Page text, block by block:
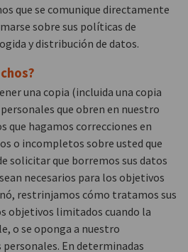
que se comunique directamente
sobre sus políticas de
y distribución de datos.
una copia (incluida una copia
que obren en nuestro
que hagamos correcciones en
o incompletos sobre usted que
solicitar que borremos sus datos
necesarios para los objetivos
restrinjamos cómo tratamos sus
objetivos limitados cuando la
o se oponga a nuestro
En determinadas